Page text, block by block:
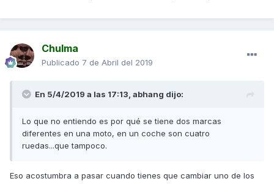
Chulma
Publicado 7 de Abril del 2019
En 5/4/2019 a las 17:13, abhang dijo:
Lo que no entiendo es por qué se tiene dos marcas
diferentes en una moto, en un coche son cuatro
ruedas...que tampoco.
Eso acostumbra a pasar cuando tienes que cambiar uno de los